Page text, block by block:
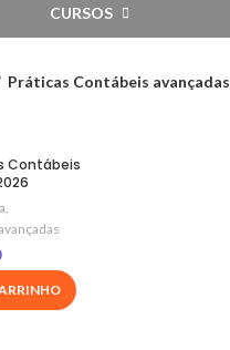
CURSOS
Práticas Contábeis avançadas
Contábeis
,